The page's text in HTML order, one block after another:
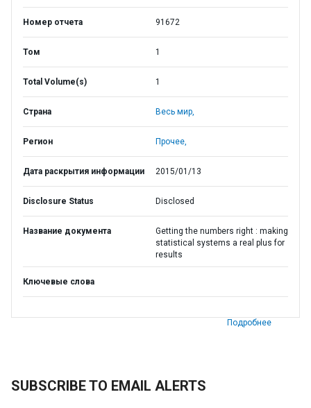
Номер отчета 91672
Том 1
Total Volume(s) 1
Страна Весь мир,
Регион Прочее,
Дата раскрытия информации 2015/01/13
Disclosure Status Disclosed
Название документа
Getting the numbers right : making
statistical systems a real plus for
results
Ключевые слова
Подробнее
SUBSCRIBE TO EMAIL ALERTS